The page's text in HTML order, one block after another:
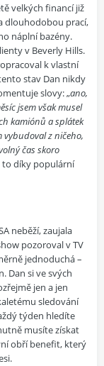
velkých financí již
dlouhodobou prací,
náplní bazény.
v Beverly Hills.
k vlastní
stav Dan nikdy
slovy: „ano,
jsem však musel
kamiónů a splátek
vybudoval z ničeho,
čas skoro
to díky populární
neběží, zaujala
pozoroval v TV
jednoduchá –
Dan si ve svých
jen a jen
sledování
týden hledíte
musíte získat
obří benefit, který